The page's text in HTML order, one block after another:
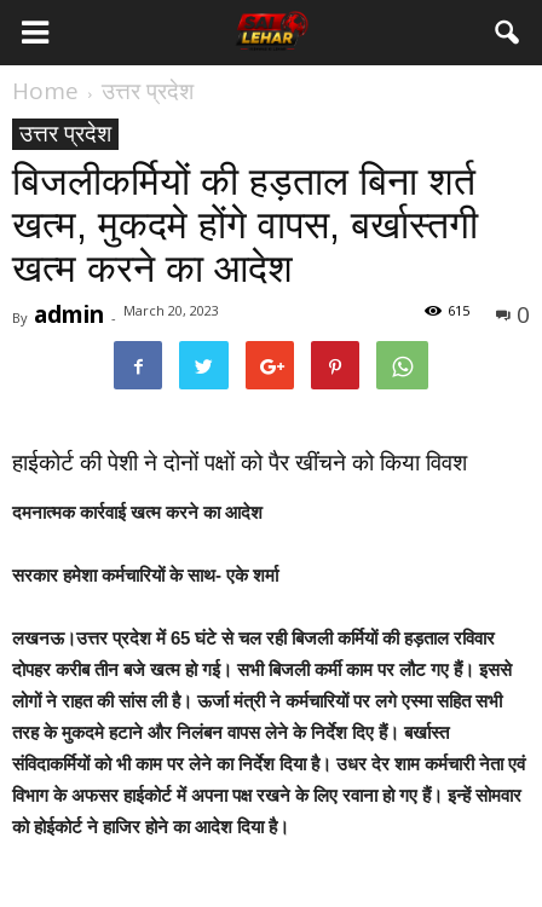
Home
उत्तर प्रदेश
उत्तर प्रदेश
बिजलीकर्मियों की हड़ताल बिना शर्त
खत्म, मुकदमे होंगे वापस, बर्खास्तगी
खत्म करने का आदेश
By admin - March 20, 2023 0
615
हाईकोर्ट की पेशी ने दोनों पक्षों को पैर खींचने को किया विवश
दमनात्मक कार्रवाई खत्म करने का आदेश
सरकार हमेशा कर्मचारियों के साथ- एके शर्मा
लखनऊ।उत्तर प्रदेश में 65 घंटे से चल रही बिजली कर्मियों की हड़ताल रविवार
दोपहर करीब तीन बजे खत्म हो गई। सभी बिजली कर्मी काम पर लौट गए हैं। इससे
लोगों ने राहत की सांस ली है। ऊर्जा मंत्री ने कर्मचारियों पर लगे एस्मा सहित सभी
तरह के मुकदमे हटाने और निलंबन वापस लेने के निर्देश दिए हैं। बर्खास्त
संविदाकर्मियों को भी काम पर लेने का निर्देश दिया है। उधर देर शाम कर्मचारी नेता एवं
विभाग के अफसर हाईकोर्ट में अपना पक्ष रखने के लिए रवाना हो गए हैं। इन्हें सोमवार
को होईकोर्ट ने हाजिर होने का आदेश दिया है।